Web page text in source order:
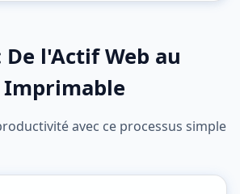
l'Actif Web au
avec ce processus simple